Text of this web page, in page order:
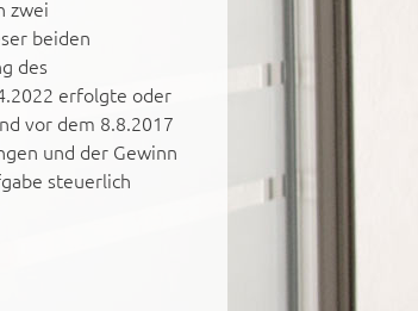
zwei
beiden
des
erfolgte oder
vor dem 8.8.2017
und der Gewinn
steuerlich